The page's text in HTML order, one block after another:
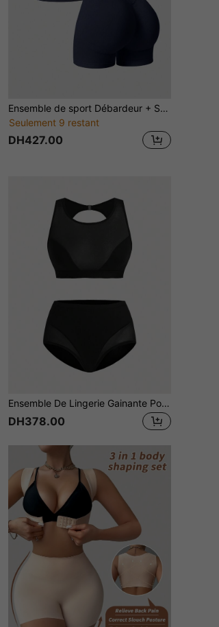
Ensemble de sport Débardeur + Short, Leggings pour femmes, Gaine de contrôle du ventre, Coupe ajustée effet liftant, Léger et respirant, Tenue quotidienne, Costume d'Halloween pour femmes
Seulement 9 restant
DH427.00
Ensemble De Lingerie Gainante Pour Femmes Sans Dossier Et Contrôle Du Ventre
DH378.00